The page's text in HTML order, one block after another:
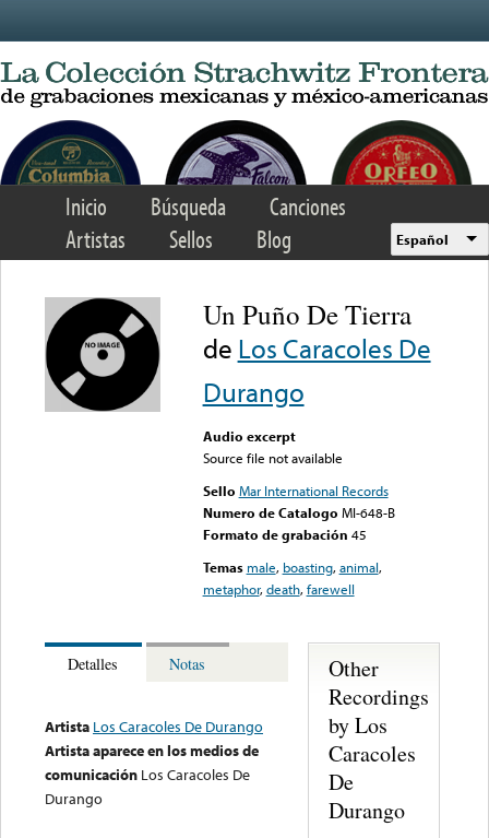
Inicio Búsqueda
Canciones
Artistas
Sellos Blog Español
Un Puño De Tierra
de Los Caracoles De
Durango
Audio excerpt
Source file not available
Sello Mar International Records
Numero de Catalogo MI-648-B
Formato de grabación 45
Temas male, boasting,animal,
metaphor,death,farewell
Detalles Notas
Artista Los Caracoles De Durango
Artista aparece en los medios de
comunicación Los Caracoles De
Durango
Other
Recordings
by Los
Caracoles
De
Durango